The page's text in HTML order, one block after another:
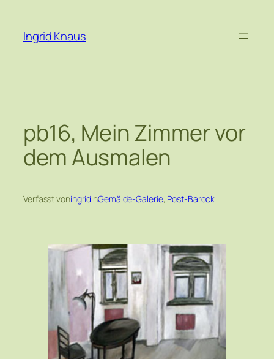
springen
Ingrid Knaus
pb16, Mein Zimmer vor
dem Ausmalen
Verfasst voningridinGemälde-Galerie, Post-Barock